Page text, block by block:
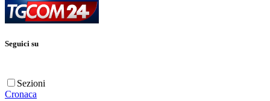
Seguici su
Sezioni
Cronaca